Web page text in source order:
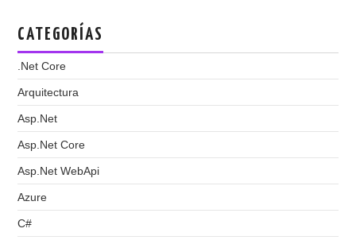
CATEGORÍAS
.Net Core
Arquitectura
Asp.Net
Asp.Net Core
Asp.Net WebApi
Azure
C#